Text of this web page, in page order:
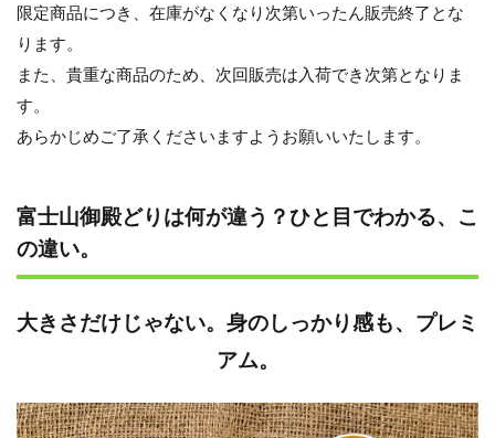
限定商品につき、在庫がなくなり次第いったん販売終了とな
ります。
また、貴重な商品のため、次回販売は入荷でき次第となりま
す。
あらかじめご了承くださいますようお願いいたします。
富士山御殿どりは何が違う？ひと目でわかる、こ
の違い。
大きさだけじゃない。身のしっかり感も、プレミ
アム。